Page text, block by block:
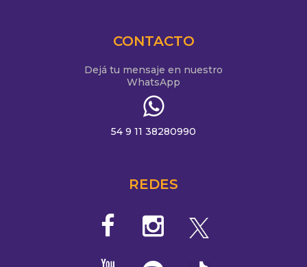
CONTACTO
Dejá tu mensaje en nuestro
WhatsApp
54 9 11 38280990
REDES